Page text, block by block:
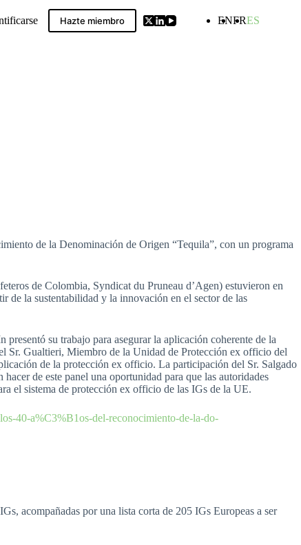
GIs Compilation
Hazte miembro ENFRES
de la Denominación de Origen “Tequila”, con un programa
de Colombia, Syndicat du Pruneau d’Agen) estuvieron en
de la sustentabilidad y la innovación en el sector de las
su trabajo para asegurar la aplicación coherente de la
Sr. Gualtieri, Miembro de la Unidad de Protección ex officio del
de la protección ex officio. La participación del Sr. Salgado
de este panel una oportunidad para que las autoridades
el sistema de protección ex officio de las IGs de la UE.
40-a%C3%B1os-del-reconocimiento-de-la-do-
acompañadas por una lista corta de 205 IGs Europeas a ser